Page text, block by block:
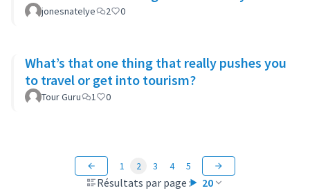
jonesnatelye 2 0
What’s that one thing that really pushes you
to travel or get into tourism?
Tour Guru 1 0
Résultats par page : 20
1 2 3 4 5